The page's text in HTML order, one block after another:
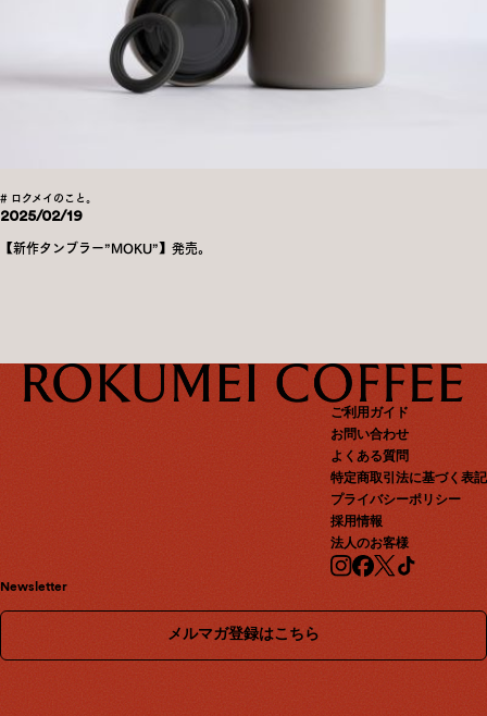
# ロクメイのこと。
2025/02/19
【新作タンブラー”MOKU”】発売。
ご利用ガイド
お問い合わせ
よくある質問
特定商取引法に基づく表記
プライバシーポリシー
採用情報
法人のお客様
Newsletter
メルマガ登録はこちら